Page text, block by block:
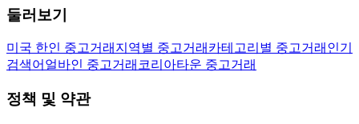
둘러보기
미국 한인 중고거래 지역별 중고거래 카테고리별 중고거래 인기
검색어 얼바인 중고거래 코리아타운 중고거래
정책 및 약관